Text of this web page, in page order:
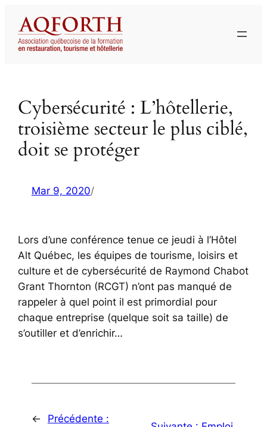
contenu
Cybersécurité : L’hôtellerie,
troisième secteur le plus ciblé,
doit se protéger
Mar 9, 2020/
Lors d’une conférence tenue ce jeudi à l’Hôtel
Alt Québec, les équipes de tourisme, loisirs et
culture et de cybersécurité de Raymond Chabot
Grant Thornton (RCGT) n’ont pas manqué de
rappeler à quel point il est primordial pour
chaque entreprise (quelque soit sa taille) de
s’outiller et d’enrichir…
←
Précédente :